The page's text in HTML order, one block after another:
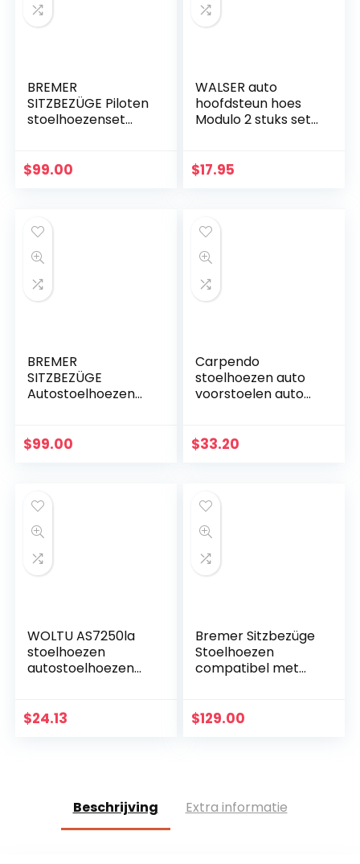
BREMER
SITZBEZÜGE Piloten
stoelhoezenset
bestuurder en
$99.00
WALSER auto
hoofdsteun hoes
Modulo 2 stuks set
13562
$17.95
BREMER
SITZBEZÜGE
Autostoelhoezen
bestuurder en
$99.00
Carpendo
stoelhoezen auto
voorstoelen auto
donkergrijs-grijs
$33.20
WOLTU AS7250la
stoelhoezen
autostoelhoezen
borduurwerk,
$24.13
Bremer Sitzbezüge
Stoelhoezen
compatibel met
voor bestuurder en
$129.00
Beschrijving Extra informatie